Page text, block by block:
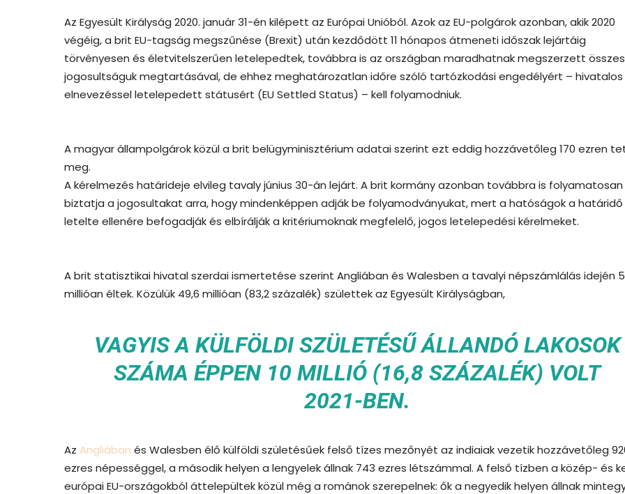
Az Egyesült Királyság 2020. január 31-én kilépett az Európai Unióból. Azok az EU-polgárok azonban, akik 2020
végéig, a brit EU-tagság megszűnése (Brexit) után kezdődött 11 hónapos átmeneti időszak lejártáig
törvényesen és életvitelszerűen letelepedtek, továbbra is az országban maradhatnak megszerzett összes
jogosultságuk megtartásával, de ehhez meghatározatlan időre szóló tartózkodási engedélyért – hivatalos
elnevezéssel letelepedett státusért (EU Settled Status) – kell folyamodniuk.
A magyar állampolgárok közül a brit belügyminisztérium adatai szerint ezt eddig hozzávetőleg 170 ezren
meg.
A kérelmezés határideje elvileg tavaly június 30-án lejárt. A brit kormány azonban továbbra is folyamatosan
biztatja a jogosultakat arra, hogy mindenképpen adják be folyamodványukat, mert a hatóságok a határidő
letelte ellenére befogadják és elbírálják a kritériumoknak megfelelő, jogos letelepedési kérelmeket.
A brit statisztikai hivatal szerdai ismertetése szerint Angliában és Walesben a tavalyi népszámlálás idején
millióan éltek. Közülük 49,6 millióan (83,2 százalék) születtek az Egyesült Királyságban,
VAGYIS A KÜLFÖLDI SZÜLETÉSŰ ÁLLANDÓ LAKOSOK
SZÁMA ÉPPEN 10 MILLIÓ (16,8 SZÁZALÉK) VOLT
2021-BEN.
Az Angliában és Walesben élő külföldi születésűek felső tízes mezőnyét az indiaiak vezetik hozzávetőleg
ezres népességgel, a második helyen a lengyelek állnak 743 ezres létszámmal. A felső tízben a közép- és
európai EU-országokból áttelepültek közül még a románok szerepelnek: ők a negyedik helyen állnak